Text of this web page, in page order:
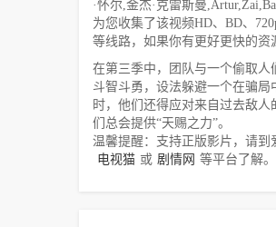
·怀尔,金杰·克雷斯曼
为您收集了该视频HD、BD、
等线路，如果你有更好更快的资
在第三季中，团队与一个偷取
斗智斗勇，设法躲避一个在骗
时，他们还得应对来自过去敌
们总会提供“天赐之力”。
温馨提醒：支持正版影片，请
电视猫 或 剧情网 等平台了解。